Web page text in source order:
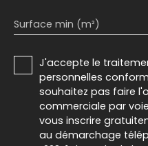
Surface min (m²)
J'accepte le
personnelles
souhaitez pas faire
commerciale par
vous inscrire
au démarchage